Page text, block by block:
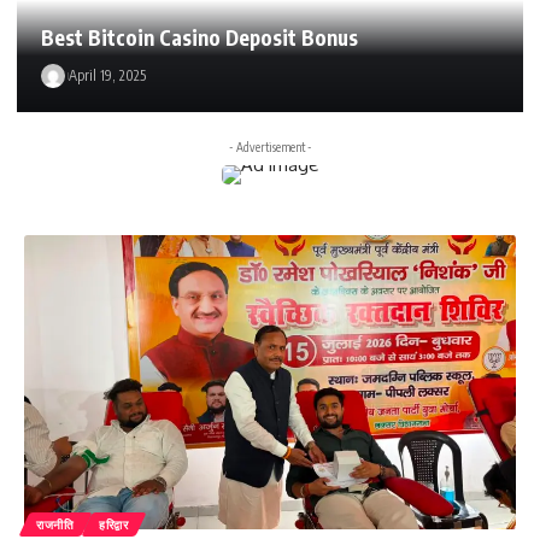
Best Bitcoin Casino Deposit Bonus
April 19, 2025
- Advertisement -
राजनीति हरिद्वार